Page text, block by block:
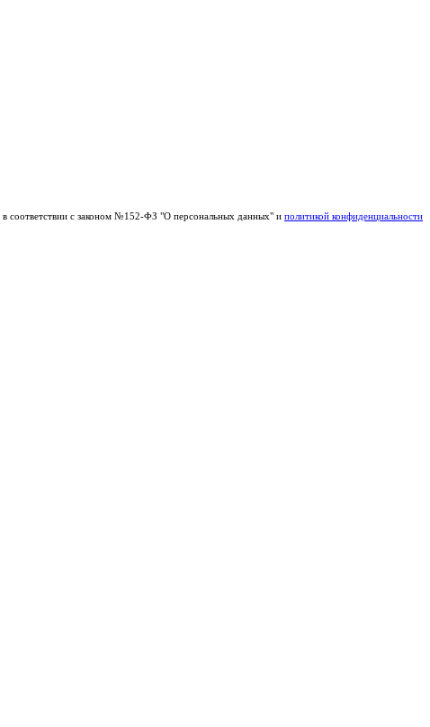
в соответствии с законом №152-ФЗ "О персональных данных" и политикой конфиденциальности